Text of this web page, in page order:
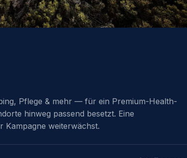
Pflege & mehr — für ein Premium-Health-
hinweg passend besetzt. Eine
Kampagne weiterwächst.